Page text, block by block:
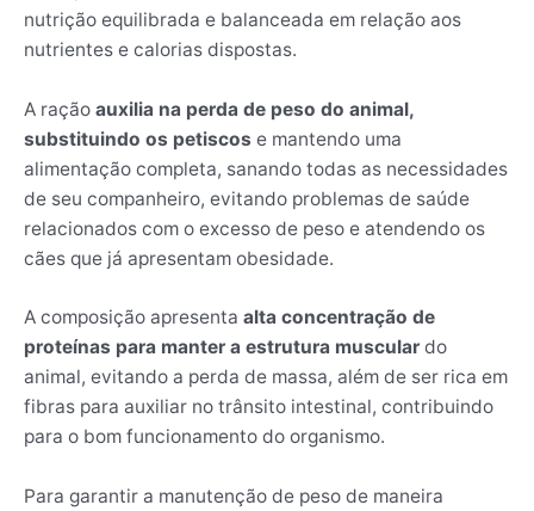
nutrição equilibrada e balanceada em relação aos
nutrientes e calorias dispostas.
A ração auxilia na perda de peso do animal,
substituindo os petiscos e mantendo uma
alimentação completa, sanando todas as necessidades
de seu companheiro, evitando problemas de saúde
relacionados com o excesso de peso e atendendo os
cães que já apresentam obesidade.
A composição apresenta alta concentração de
proteínas para manter a estrutura muscular do
animal, evitando a perda de massa, além de ser rica em
fibras para auxiliar no trânsito intestinal, contribuindo
para o bom funcionamento do organismo.
Para garantir a manutenção de peso de maneira